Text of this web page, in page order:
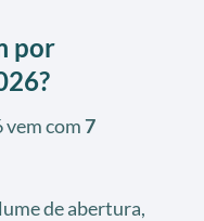
por
vem com7
de abertura,